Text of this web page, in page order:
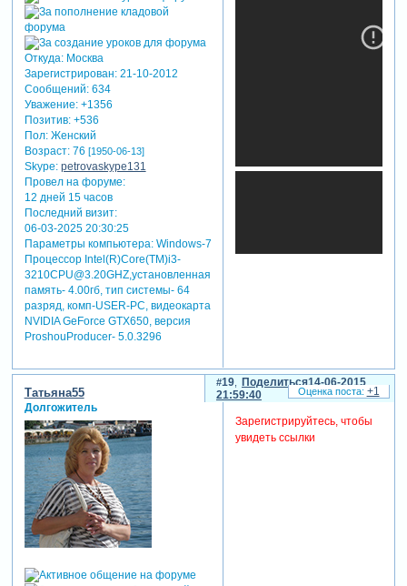
Откуда:Москва
Зарегистрирован: 21-10-2012
Сообщений:634
Уважение: +1356
Позитив: +536
Пол:Женский
Возраст:76 [1950-06-13]
Skype: petrovaskype131
Провел на форуме:
12 дней 15 часов
Последний визит:
06-03-2025 20:30:25
Параметры компьютера:Windows-7
Процессор Intel(R)Core(TM)i3-
3210CPU@3.20GHZ,установленная
память- 4.00гб, тип системы- 64
разряд, комп-USER-PC, видеокарта
NVIDIA GeForce GTX650, версия
ProshouProducer- 5.0.3296
Поделиться
19
14-06-2015
21:59:40
Татьяна55
Долгожитель
Зарегистрируйтесь, чтобы
увидеть ссылки
+1